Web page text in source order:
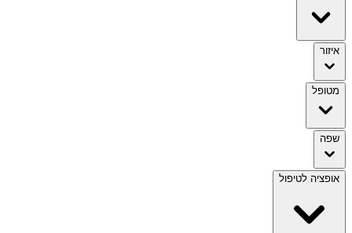
איזור
מטופל
שפה
אופציה לטיפול